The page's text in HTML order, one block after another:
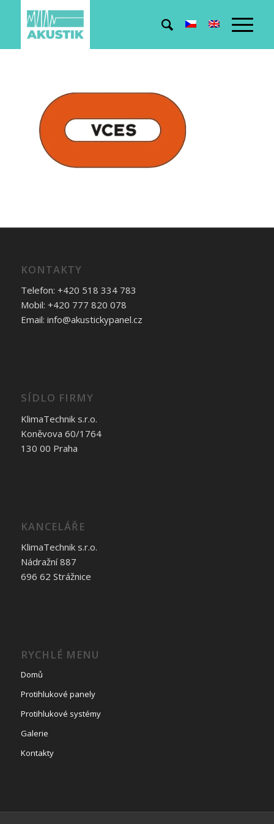
KONTAKTY
Telefon: +420 518 334 783
Mobil: +420 777 820 078
Email: info@akustickypanel.cz
SÍDLO FIRMY
KlimaTechnik s.r.o.
Koněvova 60/1764
130 00 Praha
KANCELÁŘE
KlimaTechnik s.r.o.
Nádražní 887
696 62 Strážnice
RYCHLÉ MENU
Domů
Protihlukové panely
Protihlukové systémy
Galerie
Kontakty